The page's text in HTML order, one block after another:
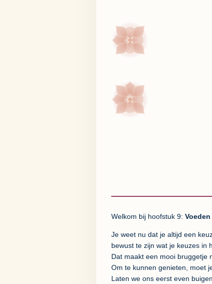
Welkom bij hoofstuk 9:
Je weet nu dat je altijd een
bewust te zijn wat je keuzes in
Dat maakt een mooi bruggetje
Om te kunnen genieten, moet
Laten we ons eerst even